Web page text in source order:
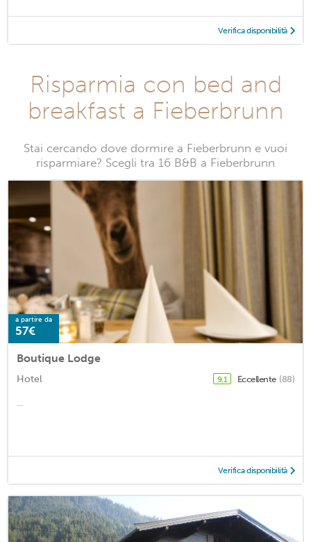
Verifica disponibilità
Risparmia con bed and
breakfast a Fieberbrunn
Stai cercando dove dormire a Fieberbrunn e vuoi
risparmiare? Scegli tra 16 B&B a Fieberbrunn
a partire da
57€
Boutique Lodge
Hotel 9,1 Eccellente (88)
...
Verifica disponibilità